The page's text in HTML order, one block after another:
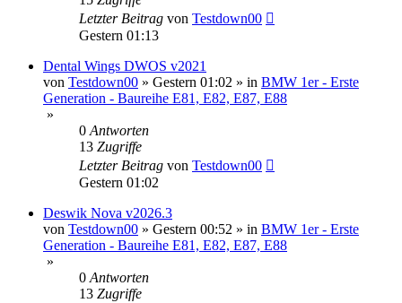
Letzter Beitrag von Testdown00
Gestern 01:13
Dental Wings DWOS v2021
von Testdown00 » Gestern 01:02 » in BMW 1er - Erste
Generation - Baureihe E81, E82, E87, E88
»
0 Antworten
13 Zugriffe
Letzter Beitrag von Testdown00
Gestern 01:02
Deswik Nova v2026.3
von Testdown00 » Gestern 00:52 » in BMW 1er - Erste
Generation - Baureihe E81, E82, E87, E88
»
0 Antworten
13 Zugriffe